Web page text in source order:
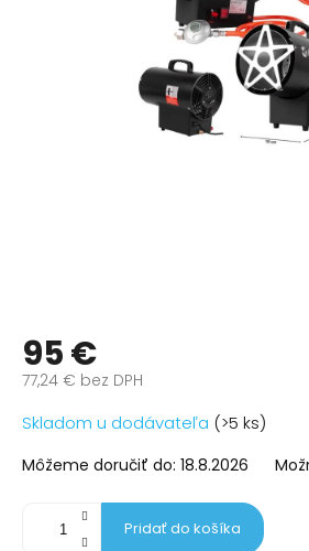
95 €
77,24 € bez DPH
Jednotková
cena:
Skladom u dodávateľa (>5 ks)
Môžeme doručiť do: 18.8.2026
Pridať do košíka